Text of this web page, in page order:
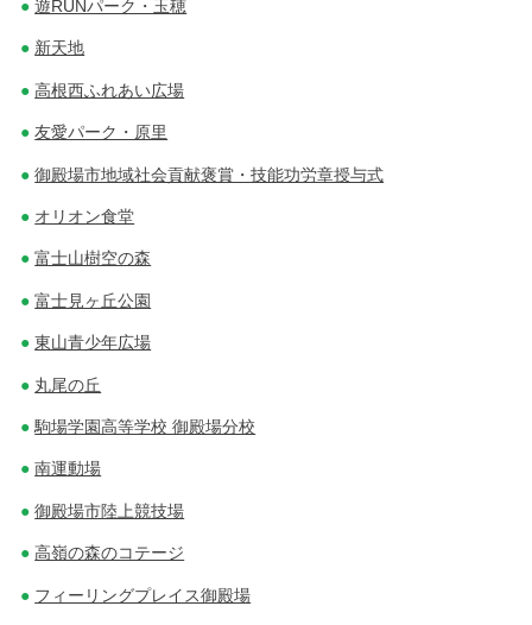
遊RUNパーク・玉穂
新天地
高根西ふれあい広場
友愛パーク・原里
御殿場市地域社会貢献褒賞・技能功労章授与式
オリオン食堂
富士山樹空の森
富士見ヶ丘公園
東山青少年広場
丸尾の丘
駒場学園高等学校 御殿場分校
南運動場
御殿場市陸上競技場
高嶺の森のコテージ
フィーリングプレイス御殿場